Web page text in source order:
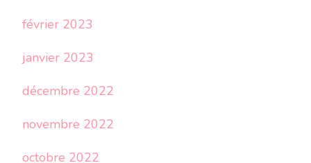
février 2023
janvier 2023
décembre 2022
novembre 2022
octobre 2022